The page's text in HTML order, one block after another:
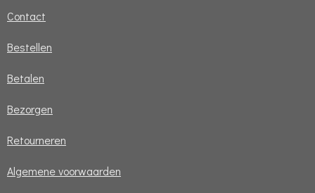
Contact
Bestellen
Betalen
Bezorgen
Retourneren
Algemene voorwaarden